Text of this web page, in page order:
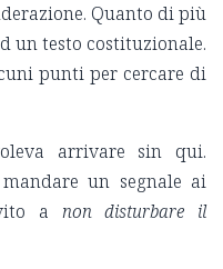
Quanto di più
un testo costituzionale.
punti per cercare di
arrivare sin qui.
un segnale ai
a non disturbare il